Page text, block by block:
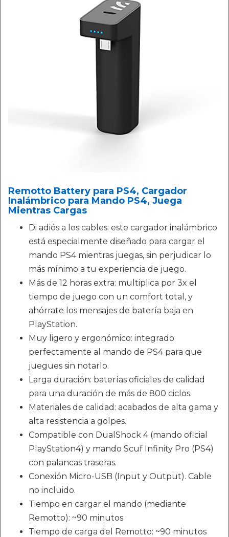
Remotto Battery para PS4, Cargador
Inalámbrico para Mando PS4, Juega
Mientras Cargas
Di adiós a los cables: este cargador inalámbrico
está especialmente diseñado para cargar el
mando PS4 mientras juegas, sin perjudicar lo
más mínimo a tu experiencia de juego.
Más de 12 horas extra: multiplica por 3x el
tiempo de juego con un comfort total, y
ahórrate los mensajes de batería baja en
PlayStation.
Muy ligero y ergonómico: integrado
perfectamente al mando de PS4 para que
juegues sin notarlo.
Larga duración: baterías oficiales de calidad
para una duración de más de 800 ciclos.
Materiales de calidad: acabados de alta gama y
alta resistencia a golpes.
Compatible con DualShock 4 (mando oficial
PlayStation4) y mando Scuf Infinity Pro (PS4)
con palancas traseras.
Conexión Micro-USB (Input y Output). Cable
no incluido.
Tiempo en cargar el mando (mediante
Remotto): ~90 minutos
Tiempo de carga del Remotto: ~90 minutos